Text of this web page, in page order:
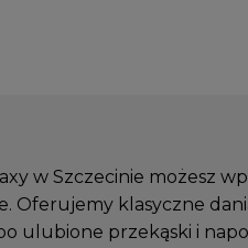
w Szczecinie możesz
Oferujemy klasyczne
ulubione przekąski i